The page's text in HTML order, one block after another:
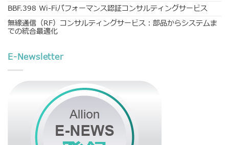
BBF.398 Wi-Fiパフォーマンス認証コンサルティングサービス
無線通信（RF）コンサルティングサービス：部品からシステムま
での統合最適化
E-Newsletter